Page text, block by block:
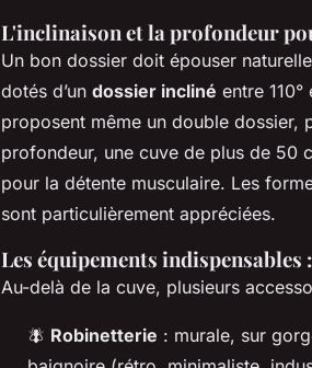
L'inclinaison et la profondeur
Un bon dossier doit épouser
dotés d’un dossier incliné entre
proposent même un double dossier,
profondeur, une cuve de plus de 50
pour la détente musculaire. Les
sont particulièrement appréciées.
Les équipements
Au-delà de la cuve, plusieurs
🪰 Robinetterie : murale, sur